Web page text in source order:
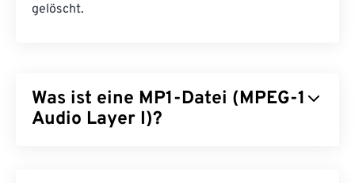
gelöscht.
Was ist eine MP1-Datei (MPEG-1
Audio Layer I)?